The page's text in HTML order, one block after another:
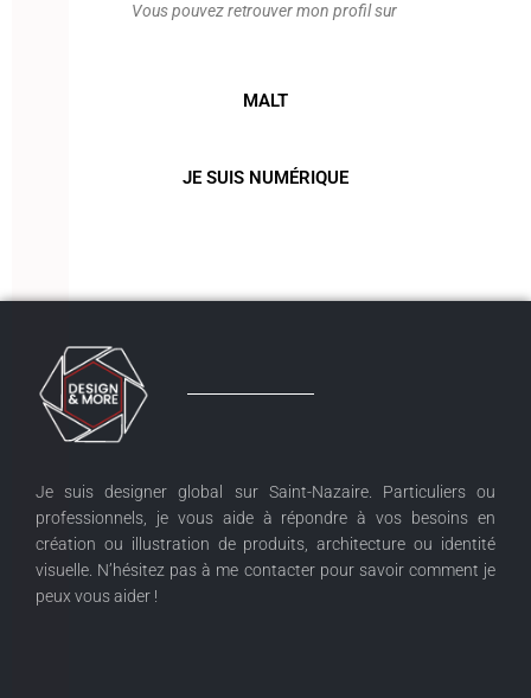
Vous pouvez retrouver mon profil sur
MALT
JE SUIS NUMÉRIQUE
Je suis designer global sur Saint-Nazaire. Particuliers ou
professionnels, je vous aide à répondre à vos besoins en
création ou illustration de produits, architecture ou identité
visuelle. N’hésitez pas à me contacter pour savoir comment je
peux vous aider !